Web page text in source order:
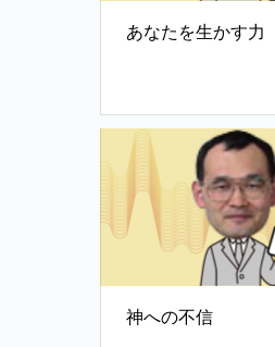
あなたを生かす力
神への不信